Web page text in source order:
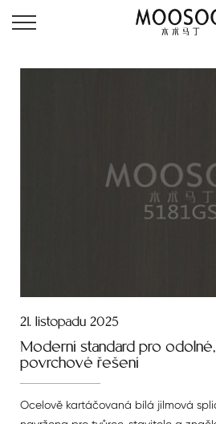
21. listopadu 2025
Moderní standard pro
povrchové řešení
Ocelově kartáčovaná bílá jilmová